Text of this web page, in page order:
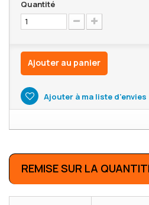
Quantité
Ajouter au panier
Ajouter à ma liste d'envies
REMISE SUR LA